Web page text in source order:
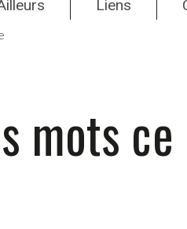
Liens
mots ce